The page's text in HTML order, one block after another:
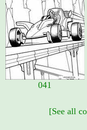
041
[See all